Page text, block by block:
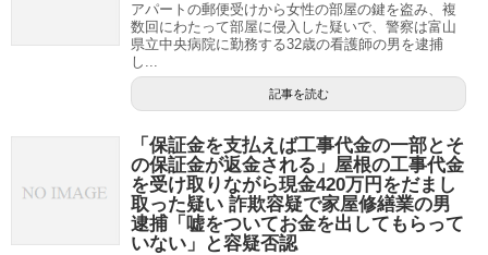
アパートの郵便受けから女性の部屋の鍵を盗み、複
数回にわたって部屋に侵入した疑いで、警察は富山
県立中央病院に勤務する32歳の看護師の男を逮捕
し...
記事を読む
「保証金を支払えば工事代金の一部とそ
の保証金が返金される」屋根の工事代金
を受け取りながら現金420万円をだまし
取った疑い 詐欺容疑で家屋修繕業の男
逮捕「嘘をついてお金を出してもらって
いない」と容疑否認